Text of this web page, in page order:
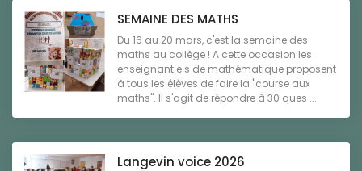
SEMAINE DES MATHS
Du 16 au 20 mars, c'est la semaine des
maths au collège ! A cette occasion les
enseignant.e.s de mathématique proposent
à tous les élèves de faire la "course aux
maths". Il s'agit de répondre à 30 ques ...
Langevin voice 2026